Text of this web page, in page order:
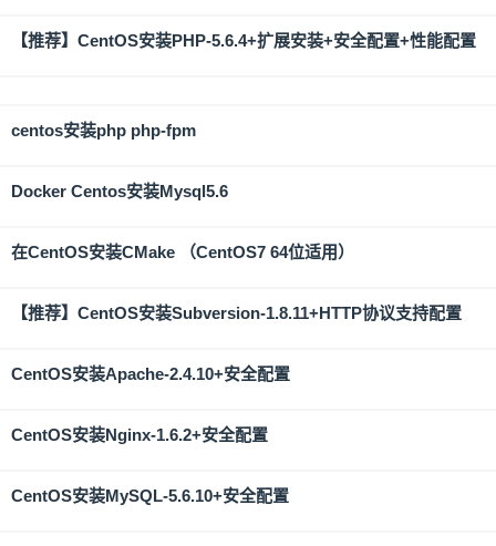
【推荐】CentOS安装PHP-5.6.4+扩展安装+安全配置+性能配置
centos安装php php-fpm
Docker Centos安装Mysql5.6
在CentOS安装CMake （CentOS7 64位适用）
【推荐】CentOS安装Subversion-1.8.11+HTTP协议支持配置
CentOS安装Apache-2.4.10+安全配置
CentOS安装Nginx-1.6.2+安全配置
CentOS安装MySQL-5.6.10+安全配置